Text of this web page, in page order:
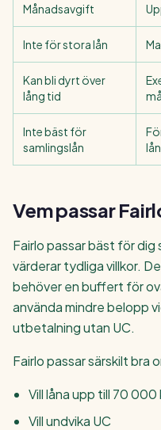
Månadsavgift
Inte för stora lån
Kan bli dyrt över
lång tid
Inte bäst för
samlingslån
Vem passar
Fairlo passar bäst för dig
värderar tydliga villkor.
behöver en buffert för
använda mindre belopp
utbetalning utan UC.
Fairlo passar särskilt bra
Vill låna upp till 70 000
Vill undvika UC